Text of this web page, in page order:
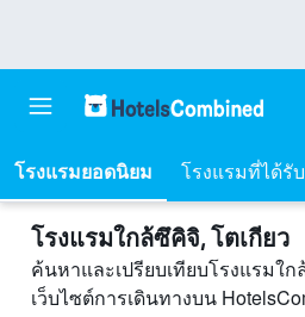
โรงแรมยอดนิยม โรงแรมที่ได้รั
โรงแรมใกล้ซึคิจิ, โตเกียว
ค้นหาและเปรียบเทียบโรงแรมใ
เว็บไซต์การเดินทางบน